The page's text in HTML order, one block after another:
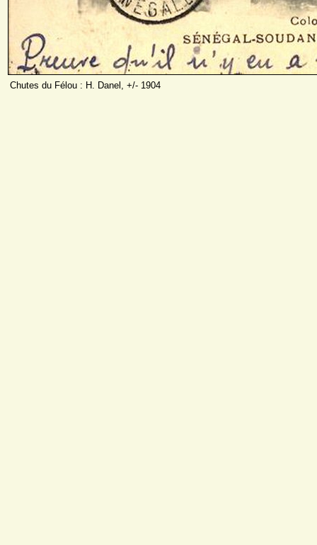
Chutes du Félou : H. Danel, +/- 1904